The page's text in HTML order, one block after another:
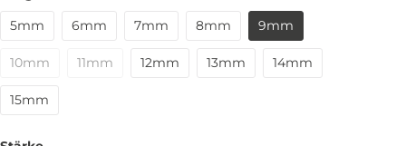
5mm
6mm 7mm 8mm 9mm
10mm 11mm 12mm 13mm 14mm
15mm